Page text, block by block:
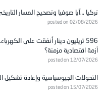
تركيا …آيا صوفيا وتصحيح المسار
posted on 02/08/2026
596 تريليون دينار أُنفقت على
أزمة اقتصادية مزمنة؟
posted on 12/07/2026
التحولات الجيوسياسية وإعادة تشكيل
posted on 15/07/2026